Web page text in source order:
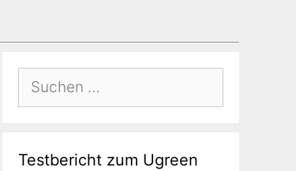
Suchen
nach:
Testbericht zum Ugreen